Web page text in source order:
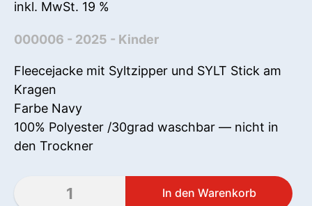
inkl. MwSt. 19 %
000006 - 2025 - Kinder
Fleecejacke mit Syltzipper und SYLT Stick am
Kragen
Farbe Navy
100% Polyester /30grad waschbar — nicht in
den Trockner